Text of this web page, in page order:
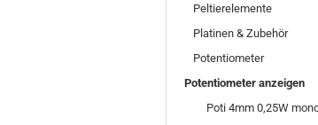
Peltierelemente
Platinen & Zubehör
Potentiometer
Potentiometer anzeigen
Poti 4mm 0,25W